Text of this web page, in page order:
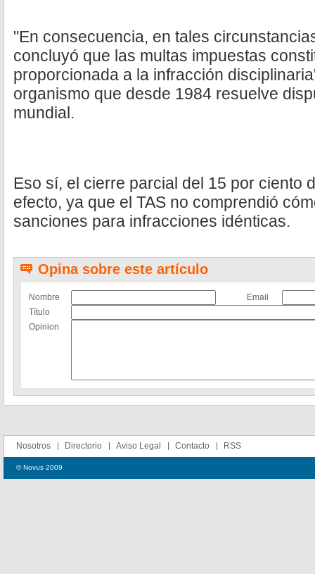
"En consecuencia, en tales
concluyó que las multas impuestas
proporcionada a la infracción
organismo que desde 1984 resuelve
mundial.
Eso sí, el cierre parcial del 15 por ciento
efecto, ya que el TAS no comprendió
sanciones para infracciones idénticas.
Opina sobre este artículo
Nombre
Email
Título
Opinion
Nosotros Directorio Aviso Legal Contacto RSS
© Novus 2009